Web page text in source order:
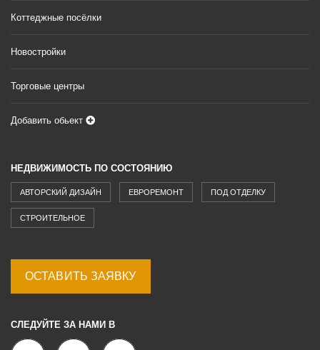
Коттеджные посёлки
Новостройки
Торговые центры
Добавить обьект
НЕДВИЖИМОСТЬ ПО СОСТОЯНИЮ
АВТОРСКИЙ ДИЗАЙН ЕВРОРЕМОНТ ПОД ОТДЕЛКУ
СТРОИТЕЛЬНОЕ
ОСТАВИТЬ ЗАЯВКУ
СЛЕДУЙТЕ ЗА НАМИ В